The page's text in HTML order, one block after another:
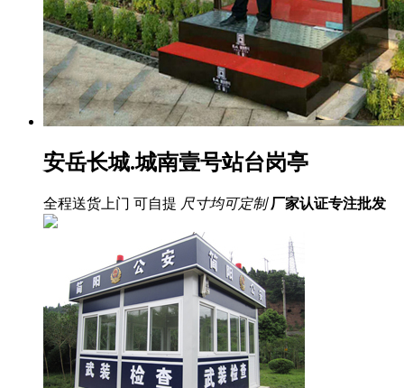
安岳长城.城南壹号站台岗亭
全程送货上门 可自提 尺寸均可定制 厂家认证专注批发